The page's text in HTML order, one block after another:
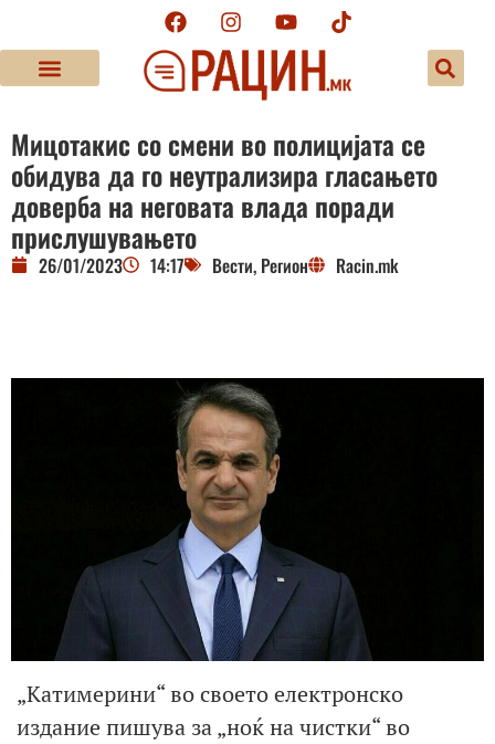
Мицотакис со смени во полицијата се
обидува да го неутрализира гласањето
доверба на неговата влада поради
прислушувањето
26/01/2023 14:17 Вести, Регион Racin.mk
„Катимерини“ во своето електронско
издание пишува за „ноќ на чистки“ во